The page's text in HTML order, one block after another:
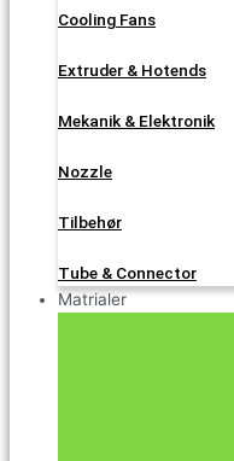
Cooling Fans
Extruder & Hotends
Mekanik & Elektronik
Nozzle
Tilbehør
Tube & Connector
Matrialer